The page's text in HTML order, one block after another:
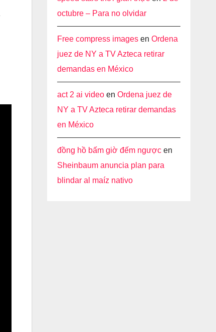
octubre – Para no olvidar
Free compress imagesen Ordena
juez de NY a TV Azteca retirar
demandas en México
act 2 ai videoen Ordena juez de
NY a TV Azteca retirar demandas
en México
đồng hồ bấm giờ đếm ngượcen
Sheinbaum anuncia plan para
blindar al maíz nativo